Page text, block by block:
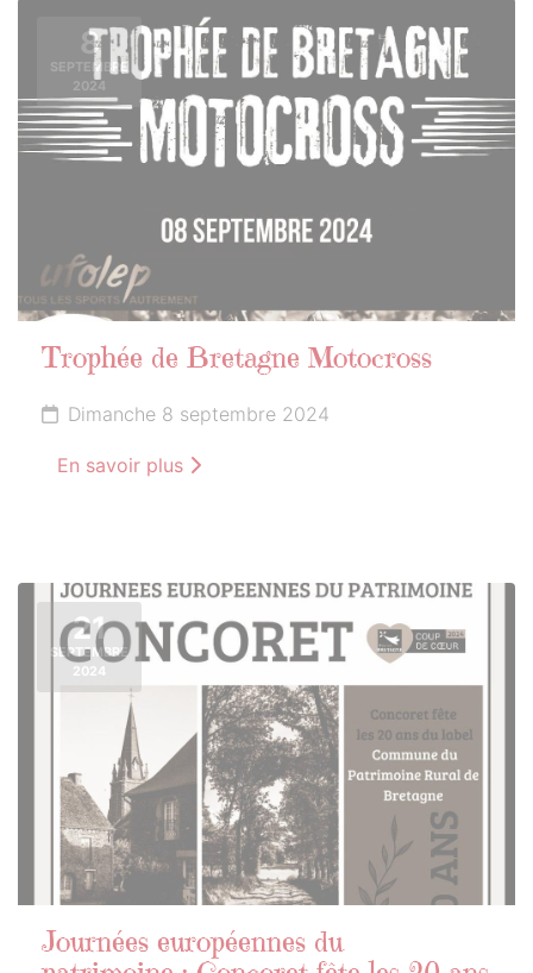
8
SEPTEMBRE
2024
Trophée de Bretagne Motocross
Dimanche 8 septembre 2024
En savoir plus
21
SEPTEMBRE
2024
Journées européennes du